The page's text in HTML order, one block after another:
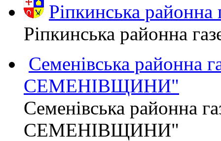
Ріпкинська
Ріпкинська районна
Семенівська районна
СЕМЕНІВЩИНИ"
Семенівська районна
СЕМЕНІВЩИНИ"